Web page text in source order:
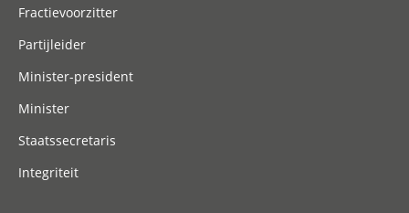
Fractievoorzitter
Partijleider
Minister-president
Minister
Staatssecretaris
Integriteit